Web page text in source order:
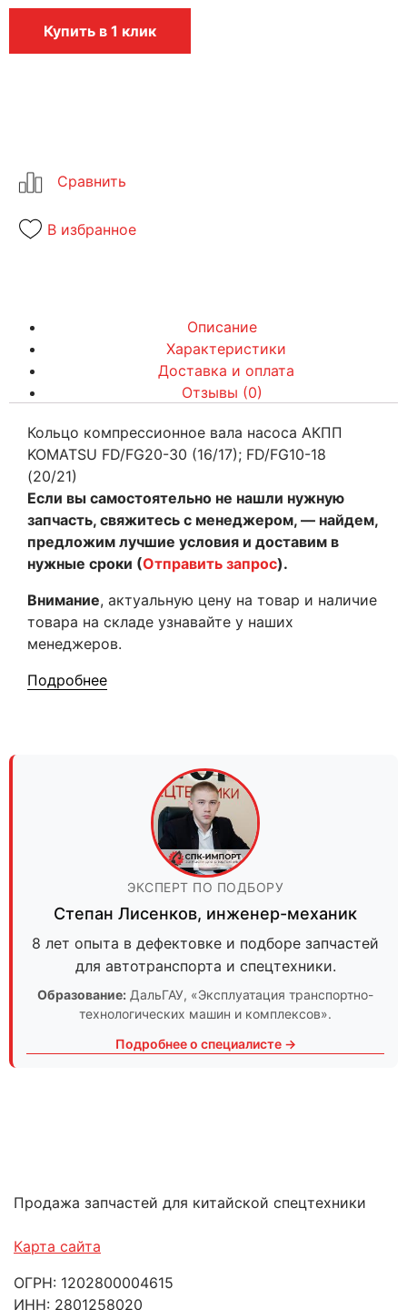
Купить в 1 клик
В избранное
Описание
Характеристики
Доставка и оплата
Отзывы (0)
Кольцо компрессионное вала насоса АКПП
KOMATSU FD/FG20-30 (16/17); FD/FG10-18
(20/21)
Если вы самостоятельно не нашли нужную
запчасть, свяжитесь с менеджером, — найдем,
предложим лучшие условия и доставим в
нужные сроки (Отправить запрос).
Внимание, актуальную цену на товар и наличие
товара на складе узнавайте у наших
менеджеров.
Подробнее
ЭКСПЕРТ ПО ПОДБОРУ
Степан Лисенков, инженер-механик
8 лет опыта в дефектовке и подборе запчастей
для автотранспорта и спецтехники.
Образование: ДальГАУ, «Эксплуатация транспортно-
технологических машин и комплексов».
Подробнее о специалисте →
Продажа запчастей для китайской спецтехники
Карта сайта
ОГРН: 1202800004615
ИНН: 2801258020